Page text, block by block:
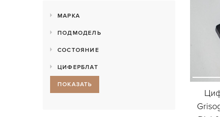
МАРКА
ПОДМОДЕЛЬ
СОСТОЯНИЕ
ЦИФЕРБЛАТ
ПОКАЗАТЬ